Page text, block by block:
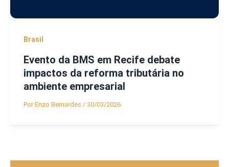
Brasil
Evento da BMS em Recife debate
impactos da reforma tributária no
ambiente empresarial
PorEnzo Bernardes / 30/03/2026